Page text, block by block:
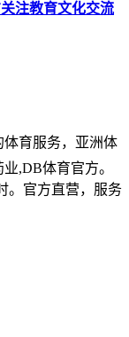
注教育文化交流
育服务，亚洲体
,DB体育官方。
。官方直营，服务